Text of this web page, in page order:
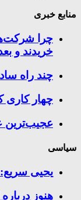
منابع خبری
چرا
خریدند و
چند راه‌
چهار کاری
عجیب‌ترین
سیاسی
یحیی سریع:
هنوز